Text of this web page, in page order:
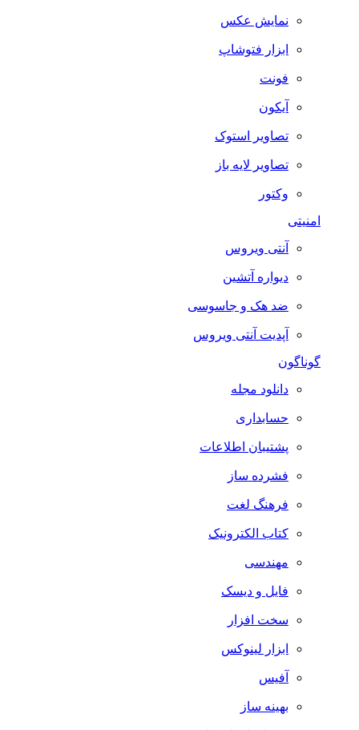
نمایش عکس
ابزار فتوشاپ
فونت
آیکون
تصاویر استوک
تصاویر لایه باز
وکتور
آنتی ویروس
دیواره آتشین
ضد هک و جاسوسی
آپدیت آنتی ویروس
گوناگون
دانلود مجله
حسابداری
پشتیبان اطلاعات
فشرده ساز
فرهنگ لغت
کتاب الکترونیک
مهندسی
فایل و دیسک
سخت افزار
ابزار لینوکس
آفیس
بهینه ساز